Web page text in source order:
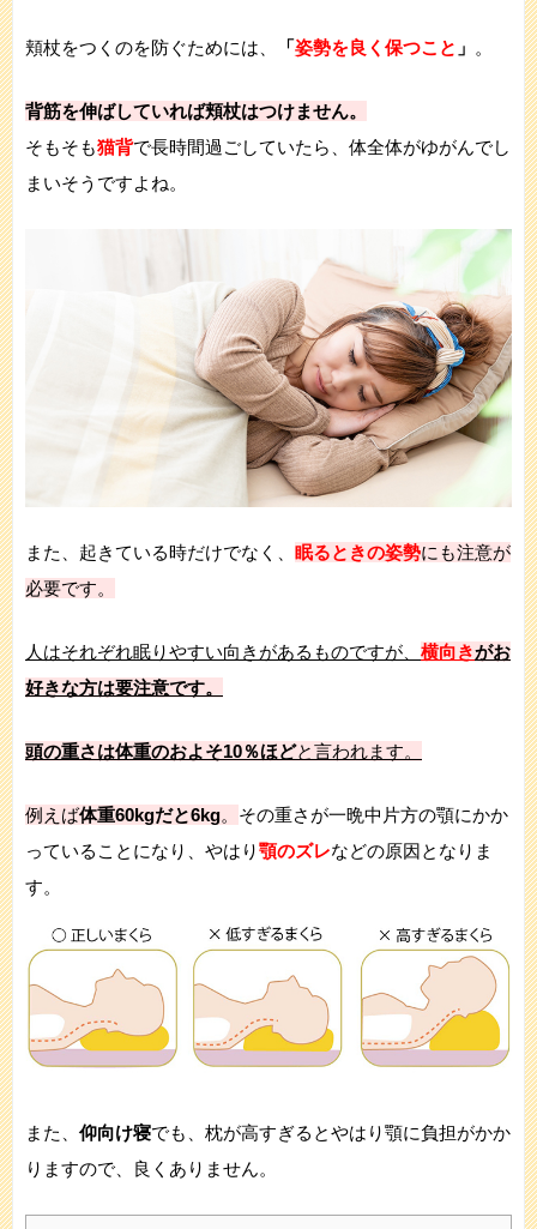
頬杖をつくのを防ぐためには、 「姿勢を良く保つこと 」 。
背筋を伸ばしていれば頬杖はつけません。
そもそも猫背で長時間過ごしていたら、体全体がゆがんでし
まいそうですよね。
また、起きている時だけでなく、 眠るときの姿勢にも注意が
必要です。
人はそれぞれ眠りやすい向きがあるものですが、 横向きがお
好きな方は要注意です。
頭の重さは体重のおよそ10％ほどと言われます。
例えば体重60kgだと6kg。 その重さが一晩中片方の顎にかか
っていることになり、やはり顎のズレなどの原因となりま
す。
また、 仰向け寝でも、枕が高すぎるとやはり顎に負担がかか
りますので、良くありません。